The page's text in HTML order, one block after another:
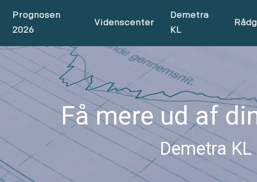
Prognosen
2026
Videnscenter
Demetra
KL
Få mere ud af
Demetra KL